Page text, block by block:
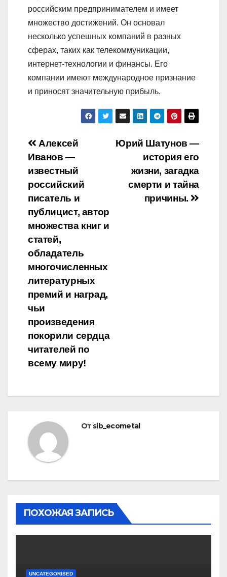
российским предпринимателем и имеет
множество достижений. Он основал
несколько успешных компаний в разных
сферах, таких как телекоммуникации,
интернет-технологии и финансы. Его
компании имеют международное признание
и приносят значительную прибыль.
Навигация
по
записям
Юрий Шатунов —
история его
жизни, загадка
смерти и тайна
причины.
Алексей
Иванов —
известный
российский
писатель и
публицист, автор
множества книг и
статей,
обладатель
многочисленных
литературных
премий и наград,
чьи
произведения
покорили сердца
читателей по
всему миру!
От sib_ecometal
ПОХОЖАЯ ЗАПИСЬ
UNCATEGORISED